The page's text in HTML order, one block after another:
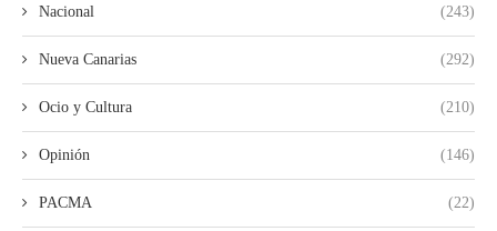
Nacional (243)
Nueva Canarias (292)
Ocio y Cultura (210)
Opinión (146)
PACMA (22)